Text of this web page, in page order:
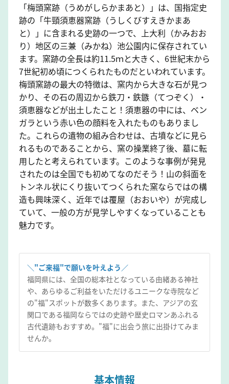
「梅頭窯跡（うめがしらかまあと）」は、国指定史
跡の「牛頸須恵器窯跡（うしくびすえきかまあ
と）」に含まれる史跡の一つで、上大利（かみおお
り）地区の三兼（みかね）池公園内に保存されてい
ます。窯跡の全長は約11.5ｍと大きく、6世紀末から
7世紀初め頃につくられたものだといわれています。
梅頭窯跡の最大の特徴は、窯内から大きな石が見つ
かり、その石の周辺から鉄刀・鉄鏃（てつぞく）・
須恵器などが出土したこと！須恵器の中には、ベン
ガラという赤い色の顔料を入れたものもありまし
た。これらの遺物の組み合わせは、古墳などに見ら
れるものであることから、窯の操業終了後、墓に転
用したと考えられています。このような事例が発見
されたのは全国でも初めてなのだそう！山の斜面を
トンネル状にくり抜いてつくられた窯ならではの構
造も興味深く、近年では覆屋（おおいや）が完成し
ていて、一般の方が見学しやすくなっていることも
魅力です。
＼"ご来福"で願いを叶えよう／
福岡県には、全国の総本社となっている由緒ある神社
や、あらゆるご利益をいただけるユニークな寺院など
の"福"スポットが数多くあります。また、アジアの玄
関口である福岡ならではの史跡や歴史ロマンあふれる
古代遺跡もおすすめ。"福"に出会う旅に出掛けてみま
せんか。
基本情報